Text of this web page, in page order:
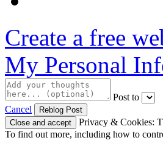
Create a free
My Personal
Post to
Cancel
Privacy & Cookies:
To find out more, including how to